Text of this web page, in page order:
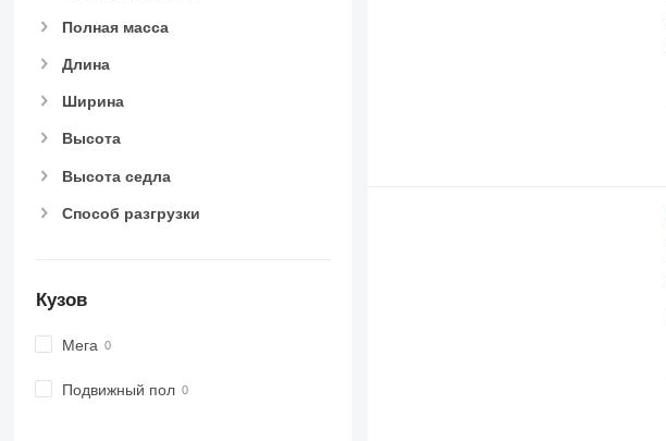
Полная масса
Длина
Ширина
Высота
Высота седла
Способ разгрузки
Кузов
Мега
Подвижный пол